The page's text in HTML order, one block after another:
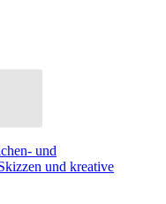
und
und kreative